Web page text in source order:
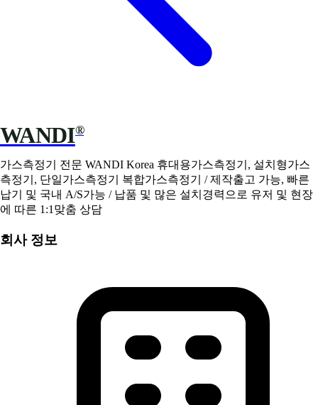
WANDI®
가스측정기 전문 WANDI Korea 휴대용가스측정기, 설치형가스
측정기, 단일가스측정기 복합가스측정기 / 제작출고 가능, 빠른
납기 및 국내 A/S가능 / 납품 및 많은 설치경력으로 유저 및 현장
에 따른 1:1맞춤 상담
회사 정보